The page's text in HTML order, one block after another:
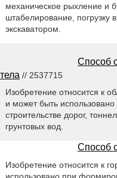
механическое рыхление и
штабелирование, погрузку
экскаватором.
Способ
тела // 2537715
Изобретение относится к
и может быть
строительстве дорог,
грунтовых вод.
Способ
Изобретение относится к